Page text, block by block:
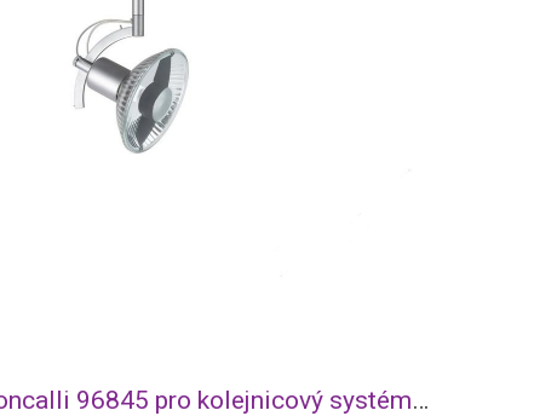
Spot Roncalli 96845 pro kolejnicový systém URail – matný chrom